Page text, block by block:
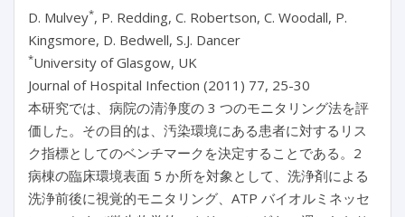
D. Mulvey*, P. Redding, C. Robertson, C. Woodall, P.
Kingsmore, D. Bedwell, S.J. Dancer
*University of Glasgow, UK
Journal of Hospital Infection (2011) 77, 25-30
本研究では、病院の清浄度の 3 つのモニタリング法を評
価した。その目的は、汚染環境にある患者に対するリス
ク指標としてのベンチマークを決定することである。2
病棟の臨床環境表面 5 か所を対象として、洗浄剤による
洗浄前後に視覚的モニタリング、ATP バイオルミネッセ